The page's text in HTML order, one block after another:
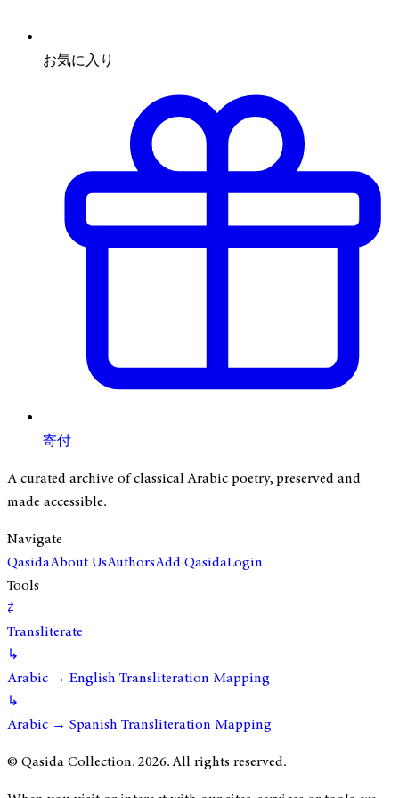
お気に入り
寄付
A curated archive of classical Arabic poetry, preserved and
made accessible.
Navigate
QasidaAbout UsAuthorsAdd QasidaLogin
Tools
⇄
Transliterate
↳
Arabic → English Transliteration Mapping
↳
Arabic → Spanish Transliteration Mapping
© Qasida Collection.2026. All rights reserved.